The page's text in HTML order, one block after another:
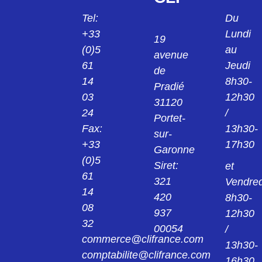
KPS1/B2 PINCE NOIR 2MM 24.0139-21
KPS1/B2 PINCE ROUGE 2MM 24.0139-22
KK4/4 MANCHON NOIR 4MM 24.0142-21
KK4/4 MANCHON ROUGE 4MM 24.0142-
AGK20 PINCE 4MM 24.0149
AGK40 PINCE NOIR 2MM 24.0154-21
Tel:
+33
(0)5
61
14
03
24
Fax:
+33
(0)5
61
14
08
32
commerce@clifrance.com
comptabilite@clifrance.com
19
avenue
de
Pradié
31120
Portet-
sur-
Garonne
Siret:
321
420
937
00054
Du
Lundi
au
Jeudi
8h30-
12h30
/
13h30-
17h30
et
8h30-
12h30
/
13h30-